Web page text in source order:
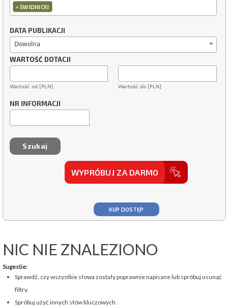
×ŚWIDNICKI
DATA PUBLIKACJI
Dowolna
WARTOŚĆ DOTACJI
Wartość od [PLN] Wartość do [PLN]
NR INFORMACJI
WYPRÓBUJ ZA DARMO
KUP DOSTĘP
NIC NIE ZNALEZIONO
Sugestie:
Sprawdź, czy wszystkie słowa zostały poprawnie napisane lub spróbuj usunąć
filtry.
Spróbuj użyć innych słów kluczowych.